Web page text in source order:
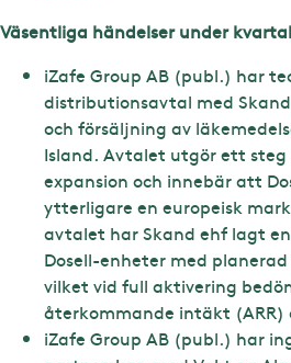
Väsentliga händelser under
iZafe Group AB (publ.) har
distributionsavtal med
och försäljning av
Island. Avtalet utgör ett steg
expansion och innebär att
ytterligare en europeisk
avtalet har Skand ehf lagt
Dosell-enheter med
vilket vid full aktivering
återkommande intäkt (ARR)
iZafe Group AB (publ.) har